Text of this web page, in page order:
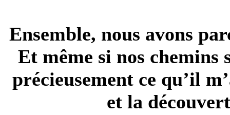
Ensemble, nous avons
Et même si nos chemins
précieusement ce qu’il
et la